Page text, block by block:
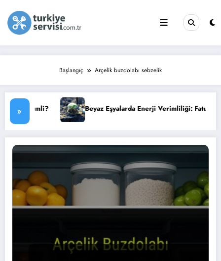
Başlangıç Arçelik buzdolabı sebzelik
» Beyaz Eşyalarda Enerji Verimliliği: Faturanızı Düşürün